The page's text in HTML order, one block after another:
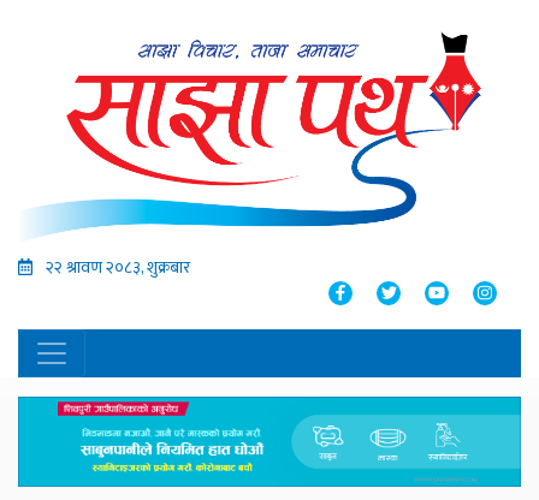
२२ श्रावण २०८३, शुक्रबार